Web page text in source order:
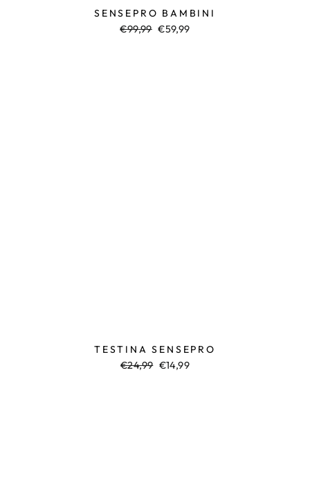
SENSEPRO BAMBINI
Prezzo
€99,99 Prezzo
€59,99
TESTINA SENSEPRO
Prezzo
€24,99 Prezzo
€14,99